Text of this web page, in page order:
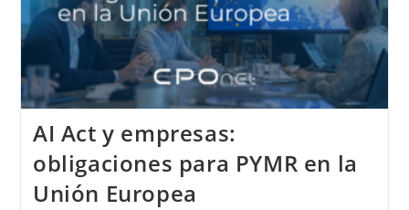
AI Act y empresas:
obligaciones para PYMR en la
Unión Europea